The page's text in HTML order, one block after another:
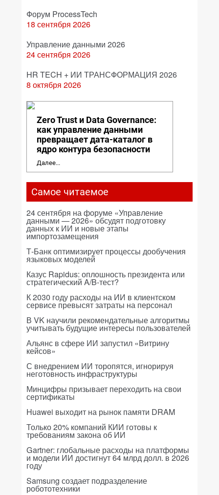
Форум ProcessTech
18 сентября 2026
Управление данными 2026
24 сентября 2026
HR TECH + ИИ ТРАНСФОРМАЦИЯ 2026
8 октября 2026
Zero Trust и Data Governance:
как управление данными
превращает дата-каталог в
ядро контура безопасности
Далее...
Самое читаемое
24 сентября на форуме «Управление
данными — 2026» обсудят подготовку
данных к ИИ и новые этапы
импортозамещения
Т-Банк оптимизирует процессы дообучения
языковых моделей
Казус Rapidus: оплошность президента или
стратегический A/B-тест?
К 2030 году расходы на ИИ в клиентском
сервисе превысят затраты на персонал
В VK научили рекомендательные алгоритмы
учитывать будущие интересы пользователей
Альянс в сфере ИИ запустил «Витрину
кейсов»
С внедрением ИИ торопятся, игнорируя
неготовность инфраструктуры
Минцифры призывает переходить на свои
сертификаты
Huawei выходит на рынок памяти DRAM
Только 20% компаний КИИ готовы к
требованиям закона об ИИ
Gartner: глобальные расходы на платформы
и модели ИИ достигнут 64 млрд долл. в 2026
году
Samsung создает подразделение
робототехники